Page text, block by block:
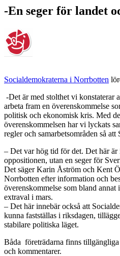
-En seger för landet
Socialdemokraterna i Norrbotten
-Det är med stolthet vi konstaterar
arbeta fram en överenskommelse
politisk och ekonomisk kris. Med
överenskommelsen har vi lyckats
regler och samarbetsområden så att
– Det var hög tid för det. Det här är
oppositionen, utan en seger för
Det säger Karin Åström och Kent
Norrbotten efter information och
överenskommelse som bland
extraval i mars.
– Det här innebär också att
kunna fastställas i riksdagen,
stabilare politiska läget.
Båda företrädarna finns
och kommentarer.